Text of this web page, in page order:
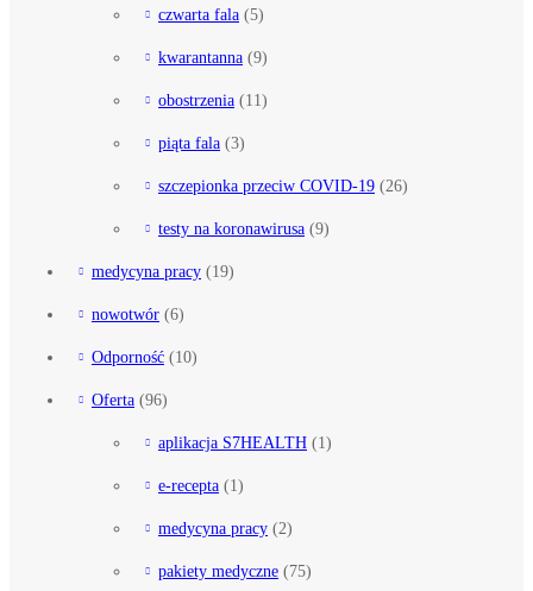
czwarta fala (5)
kwarantanna (9)
obostrzenia (11)
piąta fala (3)
szczepionka przeciw COVID-19 (26)
testy na koronawirusa (9)
medycyna pracy (19)
nowotwór (6)
Odporność (10)
Oferta (96)
aplikacja S7HEALTH (1)
e-recepta (1)
medycyna pracy (2)
pakiety medyczne (75)